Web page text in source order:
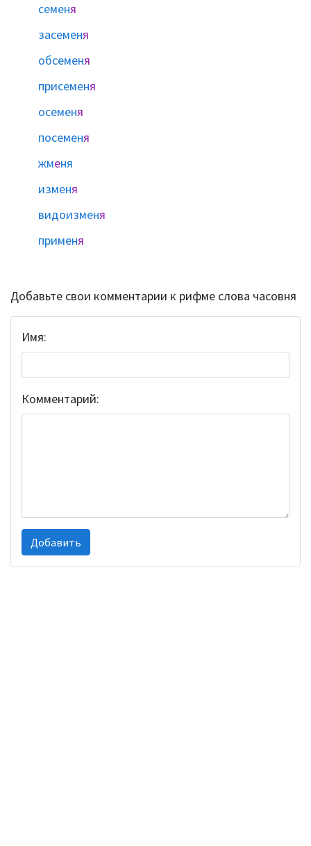
семеня
засеменя
обсеменя
присеменя
осеменя
посеменя
жменя
изменя
видоизменя
применя
Добавьте свои комментарии к рифме слова часовня
Имя:
Комментарий: